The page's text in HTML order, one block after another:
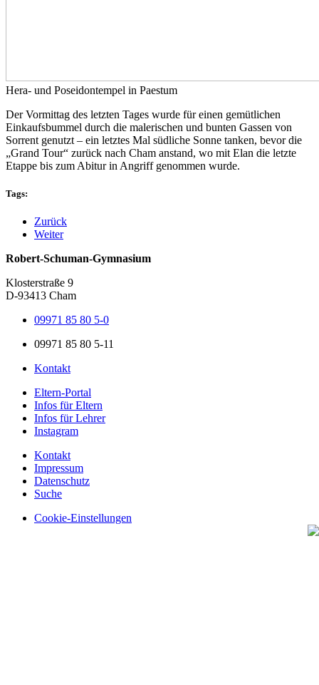
Hera- und Poseidontempel in Paestum
Der Vormittag des letzten Tages wurde für einen gemütlichen
Einkaufsbummel durch die malerischen und bunten Gassen von
Sorrent genutzt – ein letztes Mal südliche Sonne tanken, bevor die
„Grand Tour“ zurück nach Cham anstand, wo mit Elan die letzte
Etappe bis zum Abitur in Angriff genommen wurde.
Tags:
Zurück
Weiter
Robert-Schuman-Gymnasium
Klosterstraße 9
D-93413 Cham
09971 85 80 5-0
09971 85 80 5-11
Kontakt
Eltern-Portal
Infos für Eltern
Infos für Lehrer
Instagram
Kontakt
Impressum
Datenschutz
Suche
Cookie-Einstellungen